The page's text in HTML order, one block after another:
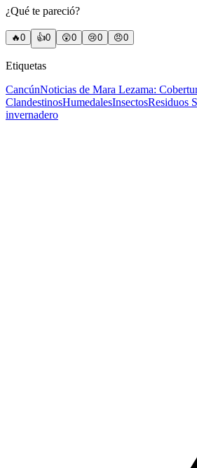
¿Qué te pareció?
🔥0 👍0 😲0 😢0 😠0
Etiquetas
CancúnNoticias de Mara Lezama:
ClandestinosHumedalesInsectosResiduos
invernadero